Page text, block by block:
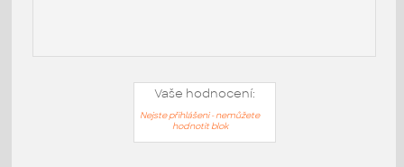
Vaše hodnocení:
Nejste přihlášeni - nemůžete
hodnotit blok